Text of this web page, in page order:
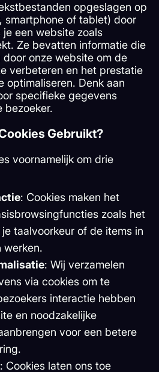
opgeslagen op
smartphone of tablet) door
een website zoals
Ze bevatten informatie die
onze website om de
verbeteren en het prestatie
optimaliseren. Denk aan
specifieke gegevens
bezoeker.
Gebruikt?
voornamelijk om drie
: Cookies maken het
zoals het
taalvoorkeur of de items in
werken.
: Wij verzamelen
via cookies om te
interactie hebben
en noodzakelijke
voor een betere
: Cookies laten ons toe